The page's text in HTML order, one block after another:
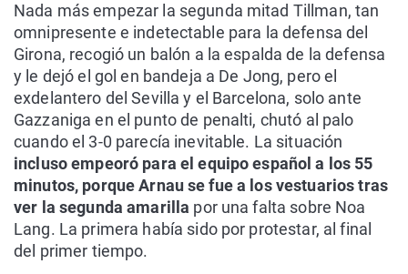
Nada más empezar la segunda mitad Tillman, tan
omnipresente e indetectable para la defensa del
Girona, recogió un balón a la espalda de la defensa
y le dejó el gol en bandeja a De Jong, pero el
exdelantero del Sevilla y el Barcelona, solo ante
Gazzaniga en el punto de penalti, chutó al palo
cuando el 3-0 parecía inevitable. La situación
incluso empeoró para el equipo español a los 55
minutos, porque Arnau se fue a los vestuarios tras
ver la segunda amarilla por una falta sobre Noa
Lang. La primera había sido por protestar, al final
del primer tiempo.